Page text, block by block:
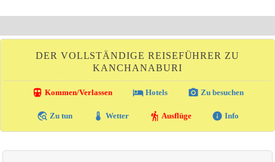
DER VOLLSTÄNDIGE REISEFÜHRER ZU
KANCHANABURI
directions_transit Kommen/Verlassen local_hotelHotels photo_camera Zu besuchen
travel_explore Zu tun thermostat Wetter hiking Ausflüge info Info